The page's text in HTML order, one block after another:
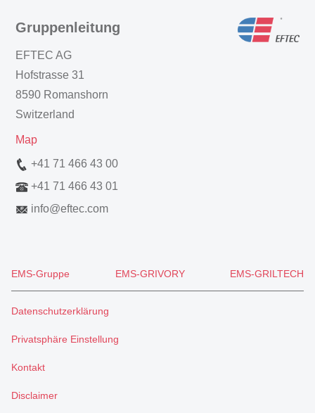
Gruppenleitung
EFTEC AG
Hofstrasse 31
8590 Romanshorn
Switzerland
Map
+41 71 466 43 00
+41 71 466 43 01
info@eftec.com
EMS-Gruppe EMS-GRIVORY EMS-GRILTECH
Datenschutzerklärung
Privatsphäre Einstellung
Kontakt
Disclaimer